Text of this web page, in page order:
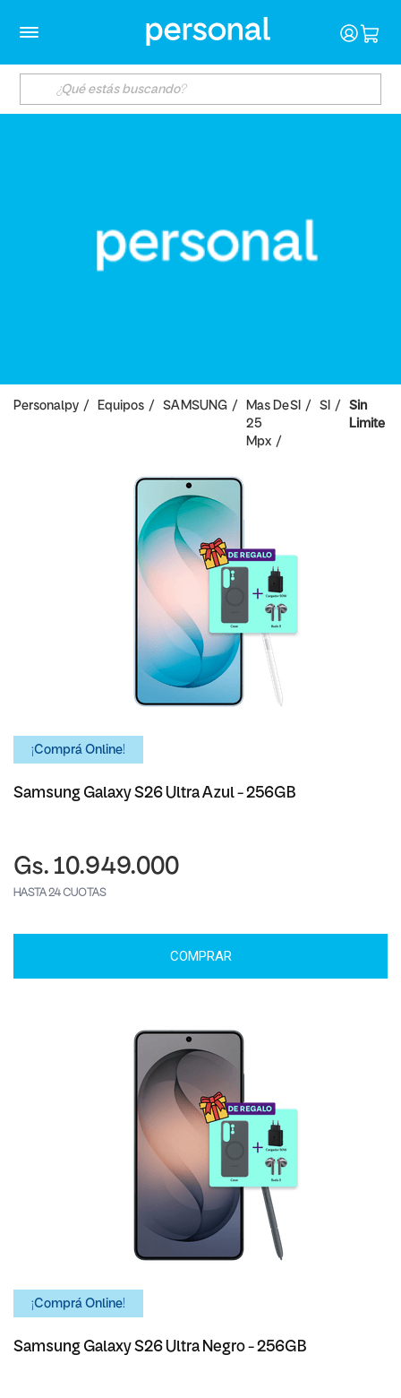
Personalpy Equipos SAMSUNG
Mas De
25
Mpx
SI SI
Sin
Limite
¡Comprá Online!
Samsung Galaxy S26 Ultra Azul - 256GB
Gs. 10.949.000
HASTA 24 CUOTAS
COMPRAR
¡Comprá Online!
Samsung Galaxy S26 Ultra Negro - 256GB